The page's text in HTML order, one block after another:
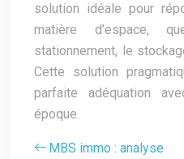
solution idéale pour
matière
stationnement, le
Cette solution
parfaite adéquation
époque.
MBS immo : analyse